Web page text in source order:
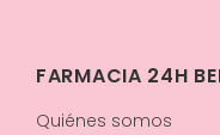
FARMACIA 24H
Quiénes somos